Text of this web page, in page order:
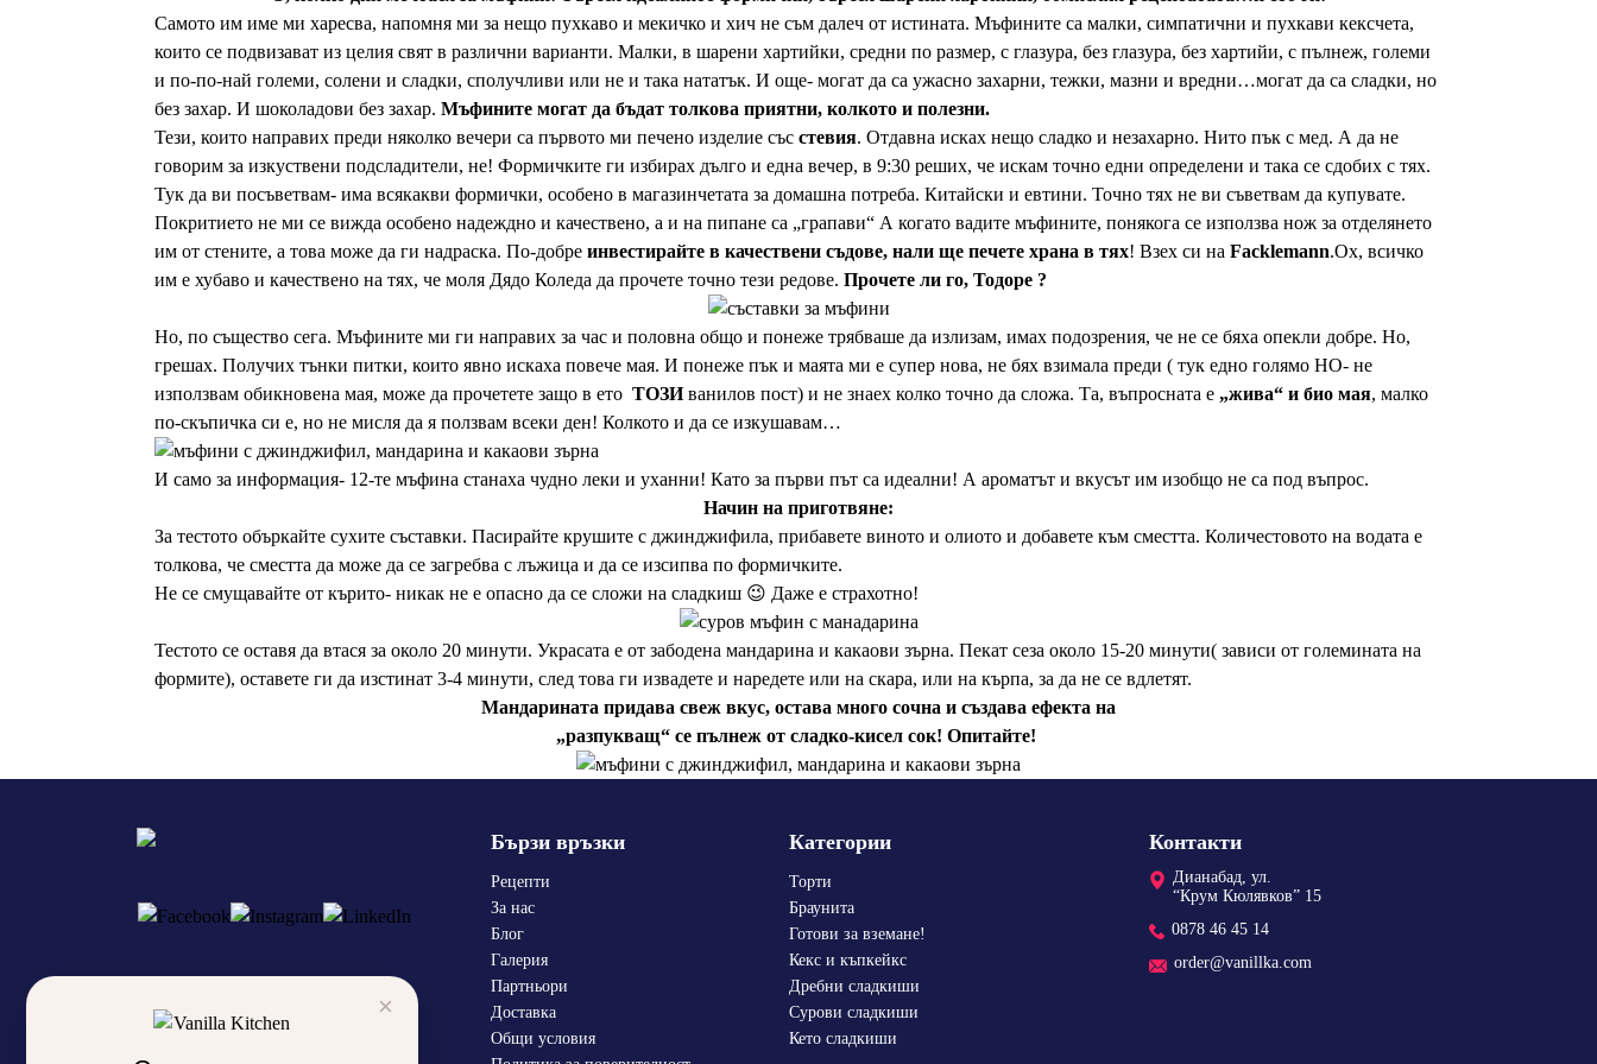
Самото им име ми харесва, напомня ми за нещо пухкаво и мекичко и хич не съм далеч от истината. Мъфините са малки, симпатични и пухкави кексчета,
които се подвизават из целия свят в различни варианти. Малки, в шарени хартийки, средни по размер, с глазура, без глазура, без хартийи, с пълнеж, големи
и по-по-най големи, солени и сладки, сполучливи или не и така нататък. И още- могат да са ужасно захарни, тежки, мазни и вредни…могат да са сладки, но
без захар. И шоколадови без захар. Мъфините могат да бъдат толкова приятни, колкото и полезни.
Тези, които направих преди няколко вечери са първото ми печено изделие съсстевия. Отдавна исках нещо сладко и незахарно. Нито пък с мед. А да не
говорим за изкуствени подсладители, не! Формичките ги избирах дълго и една вечер, в 9:30 реших, че искам точно едни определени и така се сдобих с тях.
Тук да ви посъветвам- има всякакви формички, особено в магазинчетата за домашна потреба. Китайски и евтини. Точно тях не ви съветвам да купувате.
Покритието не ми се вижда особено надеждно и качествено, а и на пипане са „грапави“ А когато вадите мъфините, понякога се използва нож за отделянето
им от стените, а това може да ги надраска. По-добре инвестирайте в качествени съдове, нали ще печете храна в тях! Взех си на Facklemann.Ох, всичко
им е хубаво и качествено на тях, че моля Дядо Коледа да прочете точно тези редове. Прочете ли го, Тодоре ?
Но, по същество сега. Мъфините ми ги направих за час и половна общо и понеже трябваше да излизам, имах подозрения, че не се бяха опекли добре. Но,
грешах. Получих тънки питки, които явно искаха повече мая. И понеже пък и маята ми е супер нова, не бях взимала преди ( тук едно голямо НО- не
използвам обикновена мая, може да прочетете защо в ето ТОЗИванилов пост) и не знаех колко точно да сложа. Та, въпросната е „жива“ и био мая, малко
по-скъпичка си е, но не мисля да я ползвам всеки ден! Колкото и да се изкушавам…
И само за информация- 12-те мъфина станаха чудно леки и уханни! Като за първи път са идеални! А ароматът и вкусът им изобщо не са под въпрос.
Начин на приготвяне:
За тестото объркайте сухите съставки. Пасирайте крушите с джинджифила, прибавете виното и олиото и добавете към сместта. Количестовото на водата е
толкова, че сместта да може да се загребва с лъжица и да се изсипва по формичките.
Не се смущавайте от кърито- никак не е опасно да се сложи на сладкиш 😉 Даже е страхотно!
Тестото се оставя да втася за около 20 минути. Украсата е от забодена мандарина и какаови зърна. Пекат сеза около 15-20 минути( зависи от големината на
формите), оставете ги да изстинат 3-4 минути, след това ги извадете и наредете или на скара, или на кърпа, за да не се вдлетят.
Мандарината придава свеж вкус, остава много сочна и създава ефекта на
„разпукващ“ се пълнеж oт сладко-кисел сок! Опитайте!
Бързи връзки
Рецепти
За нас
Блог
Галерия
Партньори
Доставка
Общи условия
Категории
Торти
Браунита
Готови за вземане!
Кекс и къпкейкс
Дребни сладкиши
Сурови сладкиши
Кето сладкиши
Контакти
Дианабад, ул.
“Крум Кюлявков” 15
0878 46 45 14
order@vanillka.com
×